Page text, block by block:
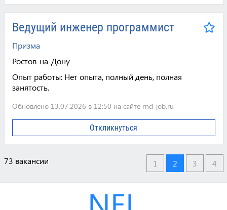
Ведущий инженер программист
Призма
Ростов-на-Дону
Опыт работы: Нет опыта, полный день, полная
занятость.
Обновлено 13.07.2026 в 12:50 на сайте rnd-job.ru
Откликнуться
73 вакансии 1 2 3 4